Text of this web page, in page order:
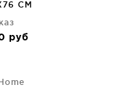
CM
руб